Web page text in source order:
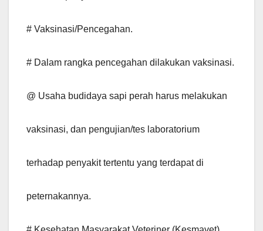
# Vaksinasi/Pencegahan.
# Dalam rangka pencegahan dilakukan vaksinasi.
@ Usaha budidaya sapi perah harus melakukan
vaksinasi, dan pengujian/tes laboratorium
terhadap penyakit tertentu yang terdapat di
peternakannya.